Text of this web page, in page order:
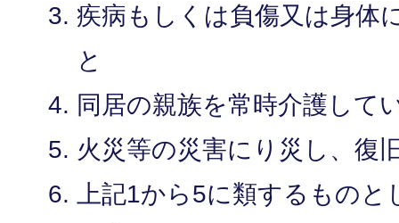
疾病もしくは負傷又は身体
と
同居の親族を常時介護して
火災等の災害にり災し、復
上記1から5に類するもの